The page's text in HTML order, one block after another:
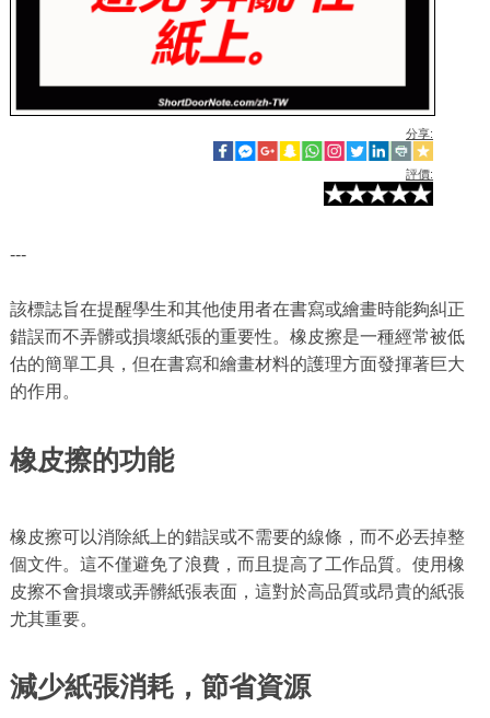
分享:
評價:
---
該標誌旨在提醒學生和其他使用者在書寫或繪畫時能夠糾正
錯誤而不弄髒或損壞紙張的重要性。橡皮擦是一種經常被低
估的簡單工具，但在書寫和繪畫材料的護理方面發揮著巨大
的作用。
橡皮擦的功能
橡皮擦可以消除紙上的錯誤或不需要的線條，而不必丟掉整
個文件。這不僅避免了浪費，而且提高了工作品質。使用橡
皮擦不會損壞或弄髒紙張表面，這對於高品質或昂貴的紙張
尤其重要。
減少紙張消耗，節省資源